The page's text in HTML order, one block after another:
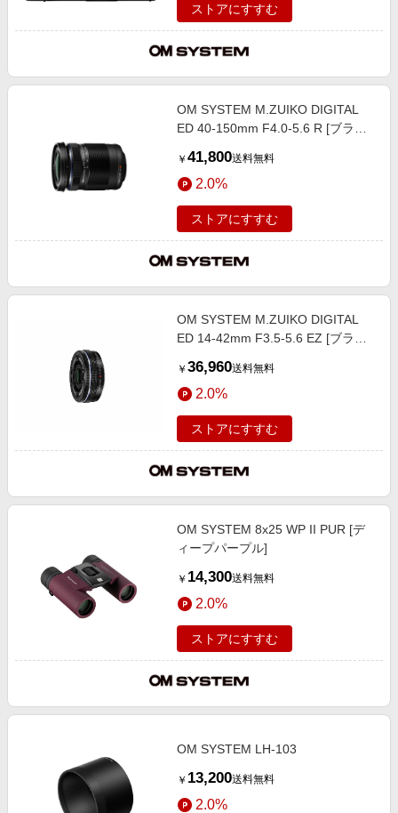
ストアにすすむ
OM SYSTEM M.ZUIKO DIGITAL
ED 40-150mm F4.0-5.6 R [ブラッ
￥ 41,800送料無料
2.0%
ストアにすすむ
OM SYSTEM M.ZUIKO DIGITAL
ED 14-42mm F3.5-5.6 EZ [ブラッ
￥ 36,960送料無料
2.0%
ストアにすすむ
OM SYSTEM 8x25 WP II PUR [デ
ィープパープル]
￥ 14,300送料無料
2.0%
ストアにすすむ
OM SYSTEM LH-103
￥ 13,200送料無料
2.0%